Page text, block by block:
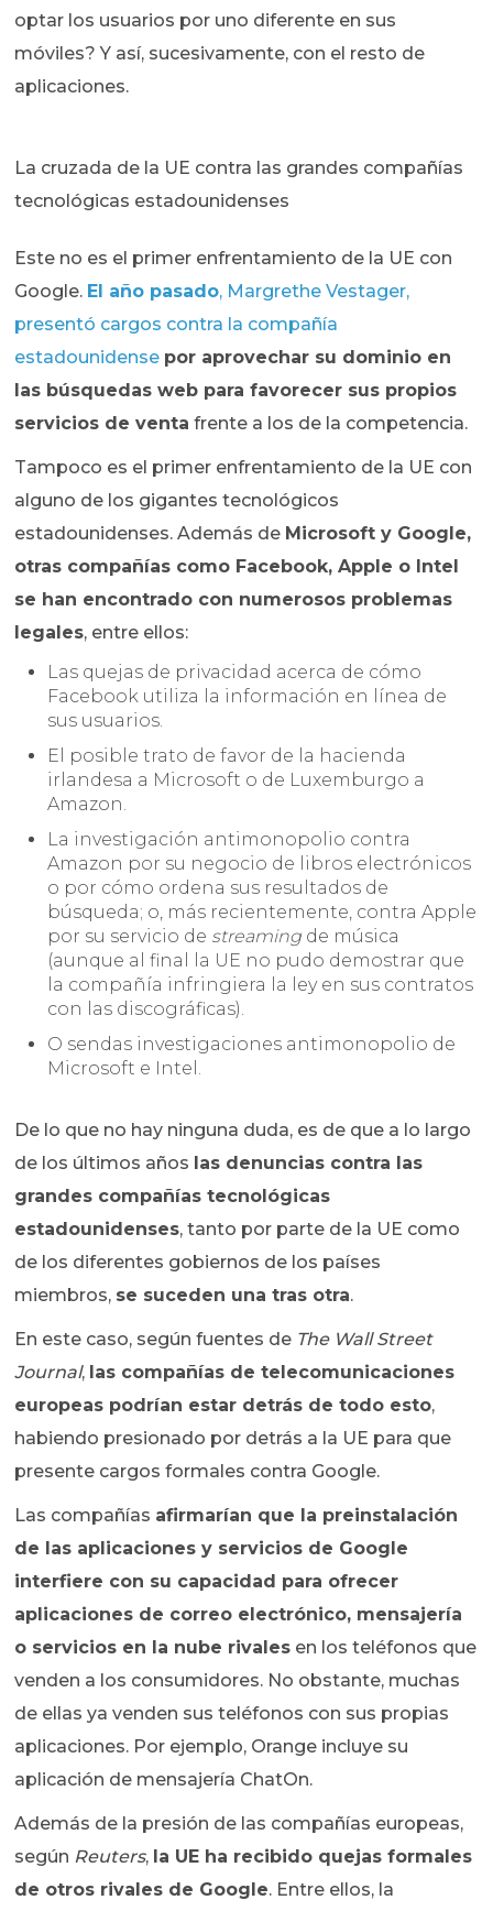
optar los usuarios por uno diferente en sus
móviles? Y así, sucesivamente, con el resto de
aplicaciones.
La cruzada de la UE contra las grandes compañías
tecnológicas estadounidenses
Este no es el primer enfrentamiento de la UE con
Google. El año pasado, Margrethe Vestager,
presentó cargos contra la compañía
estadounidense por aprovechar su dominio en
las búsquedas web para favorecer sus propios
servicios de venta frente a los de la competencia.
Tampoco es el primer enfrentamiento de la UE con
alguno de los gigantes tecnológicos
estadounidenses. Además de Microsoft y Google,
otras compañías como Facebook, Apple o Intel
se han encontrado con numerosos problemas
legales, entre ellos:
Las quejas de privacidad acerca de cómo
Facebook utiliza la información en línea de
sus usuarios.
El posible trato de favor de la hacienda
irlandesa a Microsoft o de Luxemburgo a
Amazon.
La investigación antimonopolio contra
Amazon por su negocio de libros electrónicos
o por cómo ordena sus resultados de
búsqueda; o, más recientemente, contra Apple
por su servicio de streaming de música
(aunque al final la UE no pudo demostrar que
la compañía infringiera la ley en sus contratos
con las discográficas).
O sendas investigaciones antimonopolio de
Microsoft e Intel.
De lo que no hay ninguna duda, es de que a lo largo
de los últimos años las denuncias contra las
grandes compañías tecnológicas
estadounidenses, tanto por parte de la UE como
de los diferentes gobiernos de los países
miembros, se suceden una tras otra.
En este caso, según fuentes de The Wall Street
Journal, las compañías de telecomunicaciones
europeas podrían estar detrás de todo esto,
habiendo presionado por detrás a la UE para que
presente cargos formales contra Google.
Las compañías afirmarían que la preinstalación
de las aplicaciones y servicios de Google
interfiere con su capacidad para ofrecer
aplicaciones de correo electrónico, mensajería
o servicios en la nube rivales en los teléfonos que
venden a los consumidores. No obstante, muchas
de ellas ya venden sus teléfonos con sus propias
aplicaciones. Por ejemplo, Orange incluye su
aplicación de mensajería ChatOn.
Además de la presión de las compañías europeas,
según Reuters, la UE ha recibido quejas formales
de otros rivales de Google. Entre ellos, la